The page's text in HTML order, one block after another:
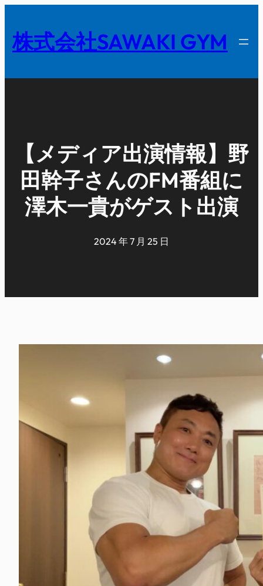
を
キ
株式会社SAWAKI GYM
【メディア出演情報】野
田幹子さんのFM番組に
澤木一貴がゲスト出演
2024 年 7 月 25 日